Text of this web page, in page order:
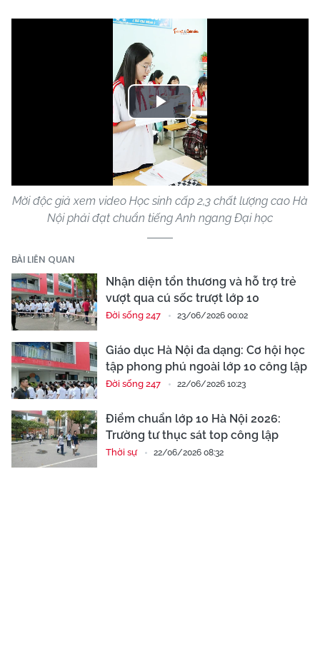
Play
Video
Mời độc giả xem video Học sinh cấp 2,3 chất lượng cao Hà
Nội phải đạt chuẩn tiếng Anh ngang Đại học
BÀI LIÊN QUAN
Nhận diện tổn thương và hỗ trợ trẻ
vượt qua cú sốc trượt lớp 10
Đời sống 247 23/06/2026 00:02
Giáo dục Hà Nội đa dạng: Cơ hội học
tập phong phú ngoài lớp 10 công lập
Đời sống 247 22/06/2026 10:23
Điểm chuẩn lớp 10 Hà Nội 2026:
Trường tư thục sát top công lập
Thời sự 22/06/2026 08:32